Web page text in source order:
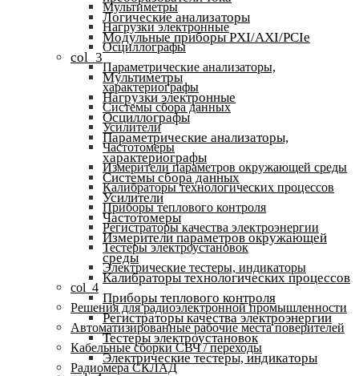
Мультиметры
Нагрузки электронные
Осциллографы
Параметрические анализаторы,
характериографы
Системы сбора данных
Усилители
Частотомеры
Измерители параметров окружающей среды
Калибраторы технологических процессов
Приборы теплового контроля
Регистраторы качества электроэнергии
Тестеры электроустановок
Электрические тестеры, индикаторы
col_4
Решения для радиоэлектронной промышленности
Автоматизированные рабочие места поверителей
Кабельные сборки СВЧ / переходы
Радиомера СКЛАД
Логические анализаторы
Модульные приборы PXI/AXI/PCIe
col_3
Мультиметры
Нагрузки электронные
Осциллографы
Параметрические анализаторы,
характериографы
Системы сбора данных
Усилители
Частотомеры
Измерители параметров окружающей
среды
Калибраторы технологических процессов
Приборы теплового контроля
Регистраторы качества электроэнергии
Тестеры электроустановок
Электрические тестеры, индикаторы